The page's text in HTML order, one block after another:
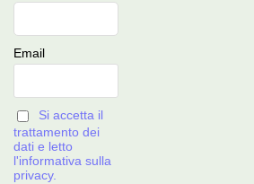
Email
Si accetta il
trattamento dei
dati e letto
l'informativa sulla
privacy.